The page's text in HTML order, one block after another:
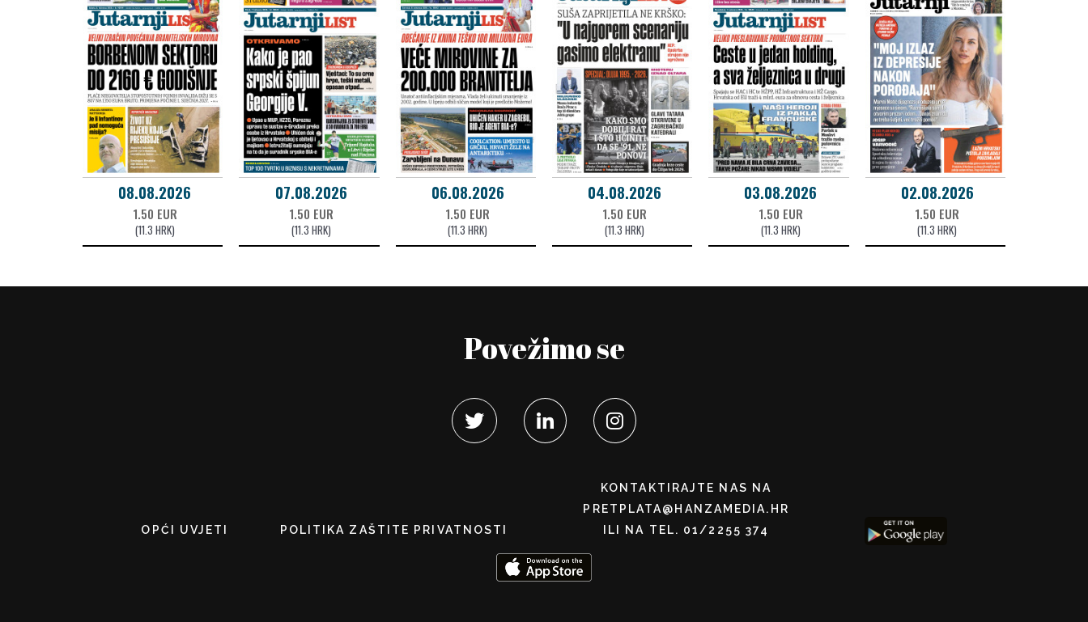
08.08.2026
1.50 EUR
(11.3 HRK)
07.08.2026
1.50 EUR
(11.3 HRK)
06.08.2026
1.50 EUR
(11.3 HRK)
04.08.2026
1.50 EUR
(11.3 HRK)
03.08.2026
1.50 EUR
(11.3 HRK)
02.08.2026
1.50 EUR
(11.3 HRK)
Povežimo se
OPĆI UVJETI POLITIKA ZAŠTITE PRIVATNOSTI
KONTAKTIRAJTE NAS NA
PRETPLATA@HANZAMEDIA.HR
ILI NA TEL. 01/2255 374